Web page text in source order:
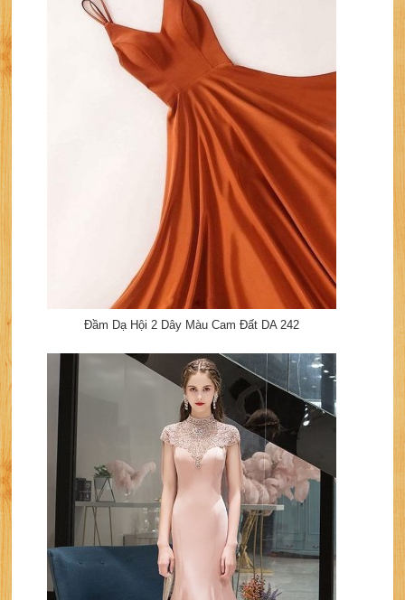
Đầm Dạ Hội 2 Dây Màu Cam Đất DA 242